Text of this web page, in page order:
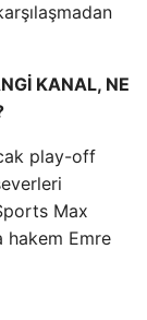
KANAL, NE
play-off
Max
hakem Emre